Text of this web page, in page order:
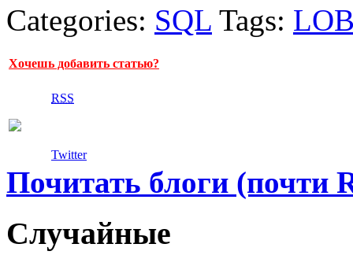
Categories: SQL Tags:
Хочешь добавить статью?
RSS
Twitter
Почитать блоги (почти
Случайные